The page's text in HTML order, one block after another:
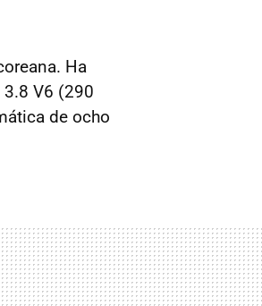
Ha
V6 (290
de ocho